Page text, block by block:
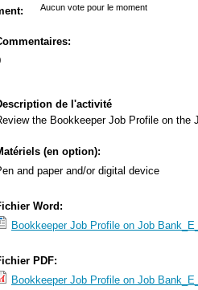
Aucun vote pour le moment
de l'activité
the Bookkeeper Job Profile on
(en option):
and paper and/or digital device
Word:
Bookkeeper Job Profile on Job
PDF:
Bookkeeper Job Profile on Job